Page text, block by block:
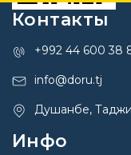
Контакты
+992 44 600 38
info@doru.tj
Душанбе,
Инфо